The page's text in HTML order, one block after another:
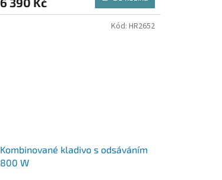
Kombinované kladivo s odsáváním
800 W
Kód: HR2652